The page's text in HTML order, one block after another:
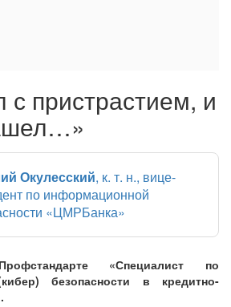
с пристрастием, и
Окулесский, к. т. н., вице-
по информационной
«ЦМРБанка»
«Специалист по
безопасности в кредитно-